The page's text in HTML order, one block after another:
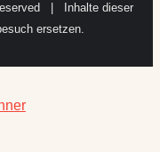
| Inhalte dieser
ersetzen.